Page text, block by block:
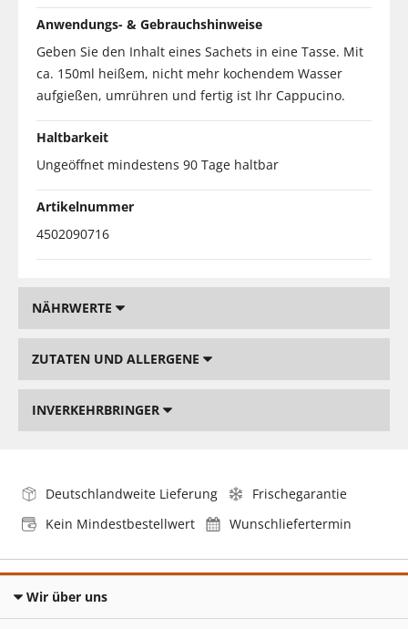
Anwendungs- & Gebrauchshinweise
Geben Sie den Inhalt eines Sachets in eine Tasse. Mit
ca. 150ml heißem, nicht mehr kochendem Wasser
aufgießen, umrühren und fertig ist Ihr Cappucino.
Haltbarkeit
Ungeöffnet mindestens 90 Tage haltbar
Artikelnummer
4502090716
NÄHRWERTE
ZUTATEN UND ALLERGENE
INVERKEHRBRINGER
Deutschlandweite Lieferung
Frischegarantie
Kein Mindestbestellwert
Wunschliefertermin
Wir über uns